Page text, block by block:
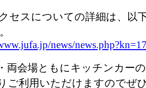
セスについての詳細は、以
news/
両会場ともにキッチンカー
ご利用いただけますのでぜ